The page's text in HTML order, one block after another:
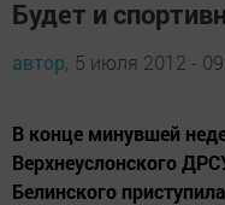
Будет и
автор, 5 июля 2012 -
В конце минувшей
Верхнеуслонского
Белинского